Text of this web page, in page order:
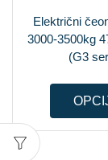
Električni
3000-3500kg
(G3